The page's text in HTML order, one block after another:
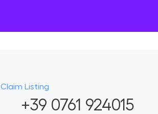
Claim Listing
+39 0761 924015